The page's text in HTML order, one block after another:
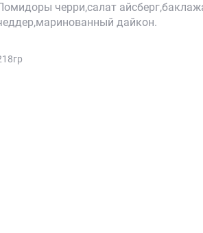
черри,салат
дайкон.